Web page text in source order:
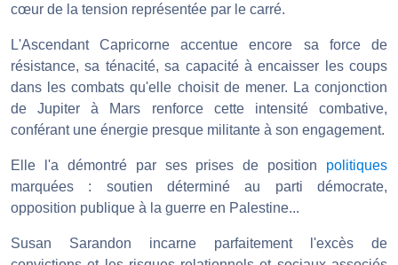
cœur de la tension représentée par le carré.
L'Ascendant Capricorne accentue encore sa force de
résistance, sa ténacité, sa capacité à encaisser les coups
dans les combats qu'elle choisit de mener. La conjonction
de Jupiter à Mars renforce cette intensité combative,
conférant une énergie presque militante à son engagement.
Elle l'a démontré par ses prises de position politiques
marquées : soutien déterminé au parti démocrate,
opposition publique à la guerre en Palestine...
Susan Sarandon incarne parfaitement l'excès de